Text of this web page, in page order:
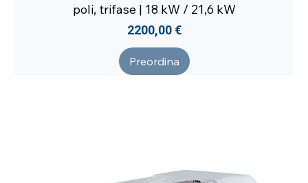
poli, trifase | 18 kW / 21,6 kW
Prezzo
2200,00 €
Preordina